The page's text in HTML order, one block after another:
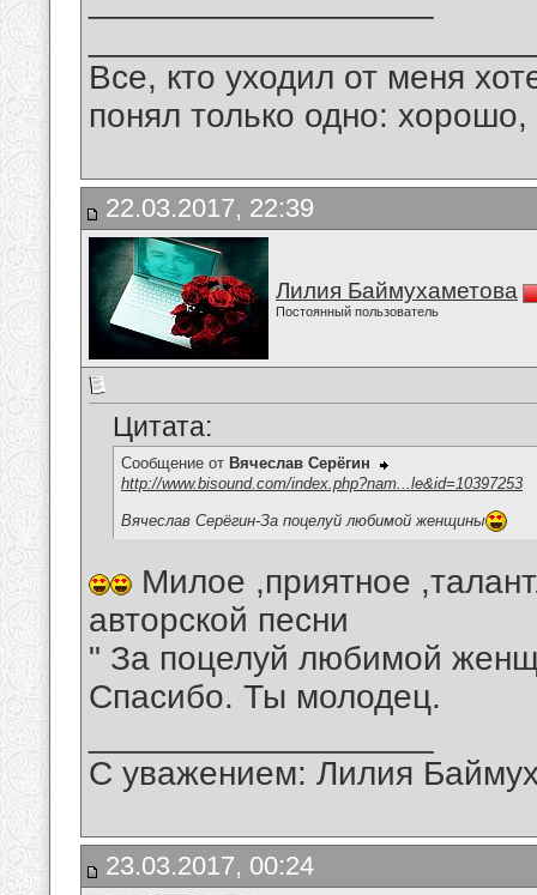
Все, кто уходил от меня
понял только одно:
22.03.2017, 22:39
Лилия Баймухаметова
Постоянный пользователь
Цитата:
Сообщение от Вячеслав Серёгин
http://www.bisound.com/index.php?nam...le&id=10397253
Вячеслав Серёгин-За поцелуй любимой женщины
Милое ,приятное
авторской песни
" За поцелуй любимой
Спасибо. Ты молодец.
С уважением: Лилия
23.03.2017, 00:24